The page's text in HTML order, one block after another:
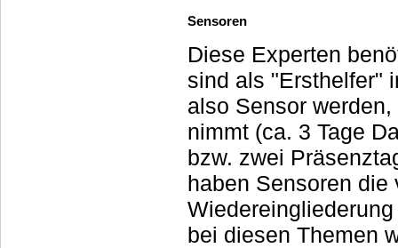
Sensoren
Diese Experten
sind als "Ersthelfer"
also Sensor
nimmt (ca. 3 Tage
bzw. zwei
haben Sensoren
bei diesen Themen